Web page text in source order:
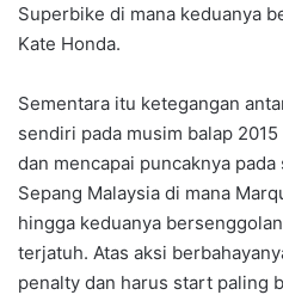
Superbike di mana keduanya
Kate Honda.
Sementara itu ketegangan
sendiri pada musim balap
dan mencapai puncaknya pada
Sepang Malaysia di mana
hingga keduanya
terjatuh. Atas aksi
penalty dan harus start paling